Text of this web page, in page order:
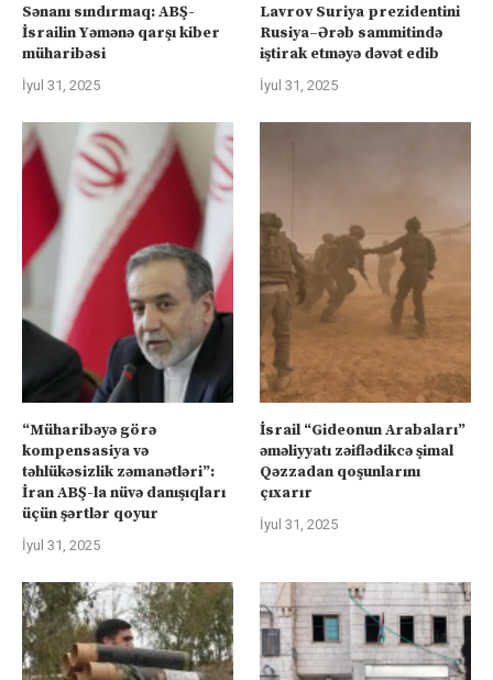
Sənanı sındırmaq: ABŞ-
İsrailin Yəmənə qarşı kiber
müharibəsi
İyul 31, 2025
Lavrov Suriya prezidentini
Rusiya–Ərəb sammitində
iştirak etməyə dəvət edib
İyul 31, 2025
“Müharibəyə görə
kompensasiya və
təhlükəsizlik zəmanətləri”:
İran ABŞ-la nüvə danışıqları
üçün şərtlər qoyur
İyul 31, 2025
İsrail “Gideonun Arabaları”
əməliyyatı zəiflədikcə şimal
Qəzzadan qoşunlarını
çıxarır
İyul 31, 2025